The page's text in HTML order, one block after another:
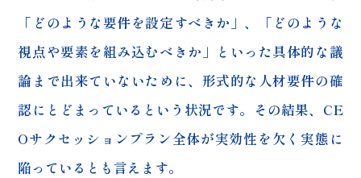
「どのような要件を設定すべきか」、「どのような
視点や要素を組み込むべきか」といった具体的な議
論まで出来ていないために、形式的な人材要件の確
認にとどまっているという状況です。その結果、CE
Oサクセッションプラン全体が実効性を欠く実態に
陥っているとも言えます。